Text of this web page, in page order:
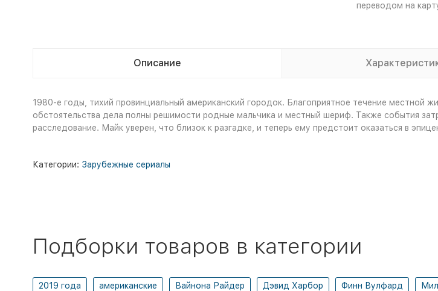
переводом на
Описание
1980-е годы, тихий провинциальный американский городок. Благоприятное течение местной
обстоятельства дела полны решимости родные мальчика и местный шериф. Также события
расследование. Майк уверен, что близок к разгадке, и теперь ему предстоит оказаться в
Категории: Зарубежные сериалы
Подборки товаров в категории
2019 года американские Вайнона Райдер Дэвид Харбор Финн Вулфард